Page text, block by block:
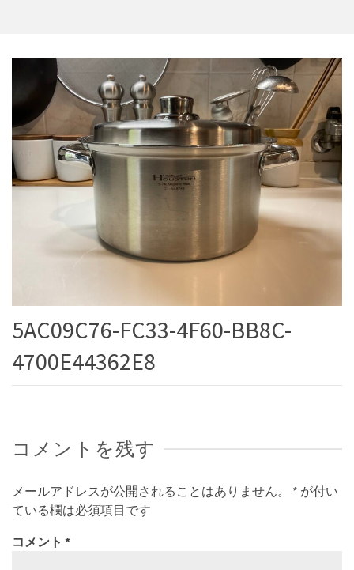
5AC09C76-FC33-4F60-BB8C-
4700E44362E8
コメントを残す
メールアドレスが公開されることはありません。 * が付い
ている欄は必須項目です
コメント *